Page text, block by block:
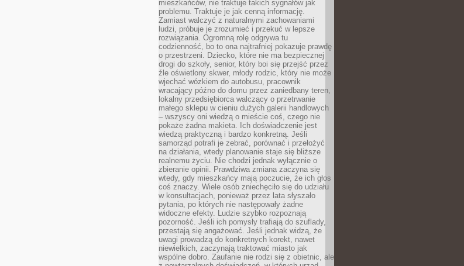
mieszkańców, nie traktuje takich sygnałów jak
problemu. Traktuje je jak cenną informację.
Zamiast walczyć z naturalnymi zachowaniami
ludzi, próbuje je zrozumieć i przekuć w lepsze
rozwiązania. Ogromną rolę odgrywa tu
codzienność, bo to ona najtrafniej pokazuje prawdę
o przestrzeni. Dziecko, które nie ma bezpiecznej
drogi do szkoły, senior, który boi się przejść przez
źle oświetlony skwer, młody rodzic, który nie może
wjechać wózkiem do autobusu, pracownik
wracający późno do domu przez zaniedbany teren,
lokalny przedsiębiorca walczący o przetrwanie
małego sklepu w cieniu dużych galerii handlowych
– wszyscy oni wiedzą o mieście coś, czego nie
pokaże żadna makieta. Ich doświadczenie jest
wiedzą praktyczną i bardzo konkretną. Jeśli
samorząd potrafi je zebrać, porównać i przełożyć
na działania, wtedy planowanie staje się bliższe
realnemu życiu. Nie chodzi jednak wyłącznie o
zbieranie opinii. Prawdziwa zmiana zaczyna się
wtedy, gdy mieszkańcy mają poczucie, że ich głos
coś znaczy. Wiele osób zniechęciło się do udziału
w konsultacjach, ponieważ przez lata słyszało
pytania, po których nie następowały żadne
widoczne efekty. Ludzie szybko rozpoznają
pozorność. Jeśli ich pomysły trafiają do szuflady,
przestają się angażować. Jeśli jednak widzą, że
uwagi prowadzą do konkretnych korekt, nawet
niewielkich, zaczynają traktować miasto jak
wspólne dobro. Zaufanie nie rodzi się z obietnic, ale